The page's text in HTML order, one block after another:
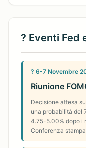
? Eventi Fed
? 6-7 Novembre
Riunione
Decisione attesa
una probabilità del
4.75-5.00% dopo i
Conferenza